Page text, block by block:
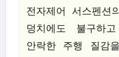
전자제어 서스펜션
덩치에도 불구하
안락한 주행 질감